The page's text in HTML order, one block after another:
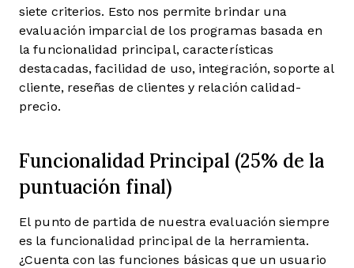
siete criterios. Esto nos permite brindar una
evaluación imparcial de los programas basada en
la funcionalidad principal, características
destacadas, facilidad de uso, integración, soporte al
cliente, reseñas de clientes y relación calidad-
precio.
Funcionalidad Principal (25% de la
puntuación final)
El punto de partida de nuestra evaluación siempre
es la funcionalidad principal de la herramienta.
¿Cuenta con las funciones básicas que un usuario